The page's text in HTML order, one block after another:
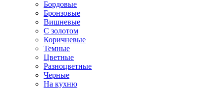
Бордовые
Бронзовые
Вишневые
С золотом
Коричневые
Темные
Цветные
Разноцветные
Черные
На кухню